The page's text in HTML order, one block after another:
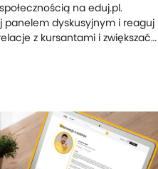
na eduj.pl.
panelem dyskusyjnym i reaguj
z kursantami i zwiększać